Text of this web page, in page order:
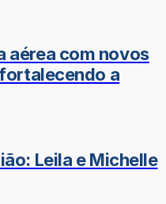
aérea com novos
a
Leila e Michelle